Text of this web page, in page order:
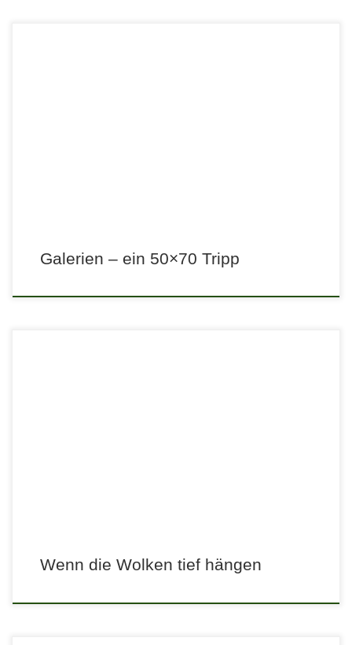
Galerien – ein 50×70 Tripp
Wenn die Wolken tief hängen